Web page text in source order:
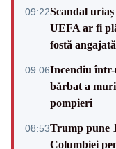
09:22Scandal
UEFA ar fi
fostă angajată
09:06Incendiu
bărbat a
pompieri
08:53Trump pune
Columbiei